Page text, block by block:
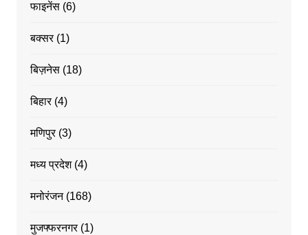
फाइनेंस(6)
बक्सर(1)
बिज़नेस(18)
बिहार(4)
मणिपुर(3)
मध्य प्रदेश(4)
मनोरंजन(168)
मुजफ्फरनगर(1)